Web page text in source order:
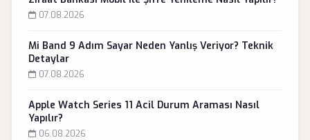
07.08.2026
Mi Band 9 Adım Sayar Neden Yanlış Veriyor? Teknik
Detaylar
07.08.2026
Apple Watch Series 11 Acil Durum Araması Nasıl
Yapılır?
06.08.2026